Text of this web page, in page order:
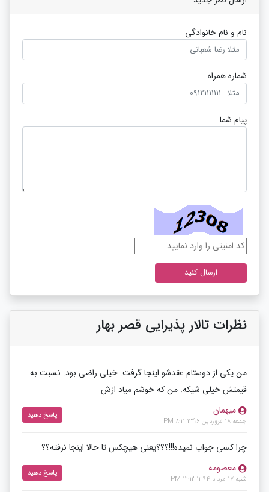
نام و نام خانوادگی
شماره همراه
پیام شما
نظرات تالار پذیرایی قصر بهار
من یکی از دوستام عقدشو اینجا گرفت. خیلی راضی بود. نسبت به
قیمتش خیلی شیکه. من که خوشم میاد ازش
میهمان
جمعه 18 فروردین 1396 8:11 PM
پاسخ دهید
چرا کسی جواب نمیده!!!؟؟؟یعنی هیچکس تا حالا اینجا نرفته؟؟
معصومه
شنبه 17 مرداد 1394 12:12 PM
پاسخ دهید